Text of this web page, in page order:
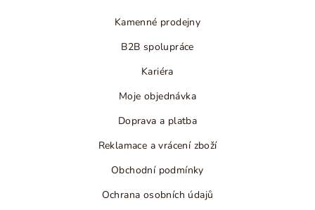
Kamenné prodejny
B2B spolupráce
Kariéra
Moje objednávka
Doprava a platba
Reklamace a vrácení zboží
Obchodní podmínky
Ochrana osobních údajů